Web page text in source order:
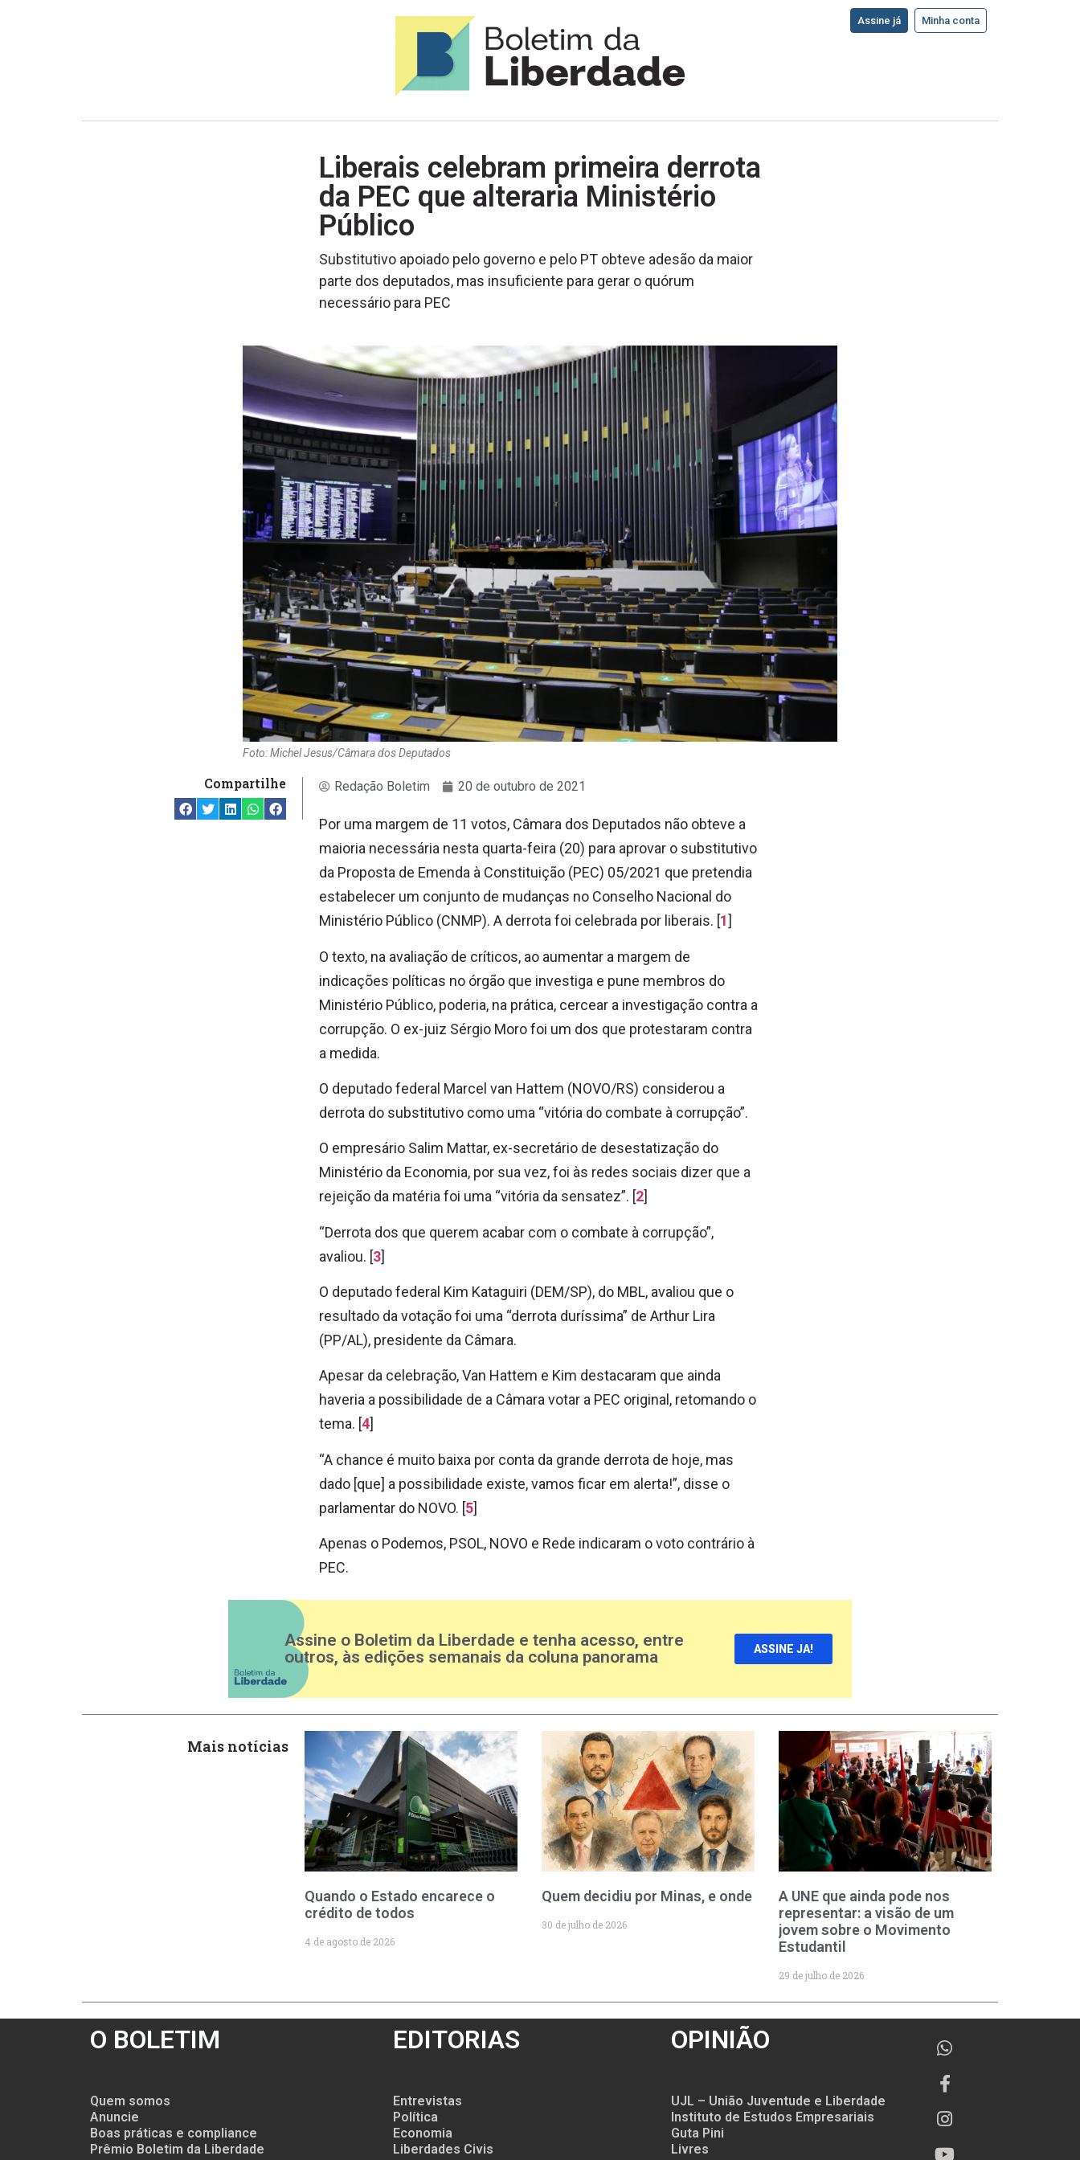
Assine já Minha conta
Liberais celebram primeira derrota
da PEC que alteraria Ministério
Público
Substitutivo apoiado pelo governo e pelo PT obteve adesão da maior
parte dos deputados, mas insuficiente para gerar o quórum
necessário para PEC
Foto: Michel Jesus/Câmara dos Deputados
Compartilhe Redação Boletim 20 de outubro de 2021
Por uma margem de 11 votos, Câmara dos Deputados não obteve a
maioria necessária nesta quarta-feira (20) para aprovar o substitutivo
da Proposta de Emenda à Constituição (PEC) 05/2021 que pretendia
estabelecer um conjunto de mudanças no Conselho Nacional do
Ministério Público (CNMP). A derrota foi celebrada por liberais. [1]
O texto, na avaliação de críticos, ao aumentar a margem de
indicações políticas no órgão que investiga e pune membros do
Ministério Público, poderia, na prática, cercear a investigação contra a
corrupção. O ex-juiz Sérgio Moro foi um dos que protestaram contra
a medida.
O deputado federal Marcel van Hattem (NOVO/RS) considerou a
derrota do substitutivo como uma “vitória do combate à corrupção”.
O empresário Salim Mattar, ex-secretário de desestatização do
Ministério da Economia, por sua vez, foi às redes sociais dizer que a
rejeição da matéria foi uma “vitória da sensatez”. [2]
“Derrota dos que querem acabar com o combate à corrupção”,
avaliou. [3]
O deputado federal Kim Kataguiri (DEM/SP), do MBL, avaliou que o
resultado da votação foi uma “derrota duríssima” de Arthur Lira
(PP/AL), presidente da Câmara.
Apesar da celebração, Van Hattem e Kim destacaram que ainda
haveria a possibilidade de a Câmara votar a PEC original, retomando o
tema. [4]
“A chance é muito baixa por conta da grande derrota de hoje, mas
dado [que] a possibilidade existe, vamos ficar em alerta!”, disse o
parlamentar do NOVO. [5]
Apenas o Podemos, PSOL, NOVO e Rede indicaram o voto contrário à
PEC.
Assine o Boletim da Liberdade e tenha acesso, entre
outros, às edições semanais da coluna panorama
ASSINE JA!
Mais notícias
Quando o Estado encarece o
crédito de todos
4 de agosto de 2026
Quem decidiu por Minas, e onde
30 de julho de 2026
A UNE que ainda pode nos
representar: a visão de um
jovem sobre o Movimento
Estudantil
29 de julho de 2026
O BOLETIM
Quem somos
Anuncie
Boas práticas e compliance
Prêmio Boletim da Liberdade
EDITORIAS
Entrevistas
Política
Economia
Liberdades Civis
OPINIÃO
UJL – União Juventude e Liberdade
Instituto de Estudos Empresariais
Guta Pini
Livres